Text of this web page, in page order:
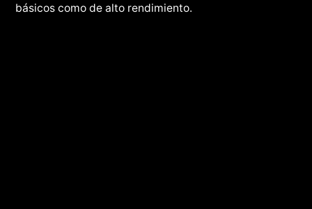
básicos como de alto rendimiento.